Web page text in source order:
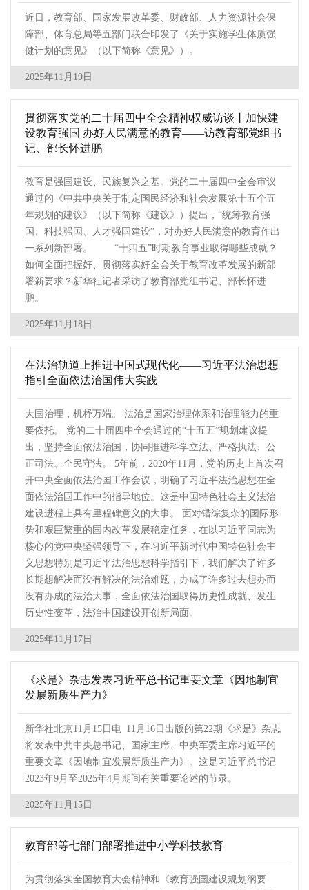
近日，教育部、国家发展改革委、财政部、人力资源社会保
障部、体育总局等五部门联合印发了《关于实施学生体质强
健计划的意见》（以下简称《意见》）。
2025年11月19日
贯彻落实党的二十届四中全会精神权威访谈丨加快建
设教育强国 办好人民满意的教育——访教育部党组书
记、部长怀进鹏
教育是强国建设、民族复兴之基。党的二十届四中全会审议
通过的《中共中央关于制定国民经济和社会发展第十五个五
年规划的建议》（以下简称《建议》）提出，“统筹教育强
国、科技强国、人才强国建设”，对办好人民满意的教育作出
一系列新部署。 “十四五”时期教育事业取得哪些成就？
如何全面把握好、贯彻落实好全会关于教育改革发展的新部
署新要求？新华社记者采访了教育部党组书记、部长怀进
鹏。
2025年11月18日
在法治轨道上推进中国式现代化——习近平法治思想
指引全面依法治国伟大实践
大国治理，机杼万端。 法治是国家治理体系和治理能力的重
要依托。 党的二十届四中全会通过的“十五五”规划建议提
出，坚持全面依法治国，协同推进科学立法、严格执法、公
正司法、全民守法。 5年前，2020年11月，党的历史上首次召
开中央全面依法治国工作会议，明确了习近平法治思想在全
面依法治国工作中的指导地位。这是中国特色社会主义法治
建设进程上具有里程碑意义的大事。 面对错综复杂的国际形
势和艰巨繁重的国内改革发展稳定任务，在以习近平同志为
核心的党中央坚强领导下，在习近平新时代中国特色社会主
义思想特别是习近平法治思想科学指引下，我们解决了许多
长期想解决而没有解决的法治难题，办成了许多过去想办而
没有办成的法治大事，全面依法治国取得历史性成就、发生
历史性变革，法治中国建设开创新局面。
2025年11月17日
《求是》杂志发表习近平总书记重要文章《因地制宜
发展新质生产力》
新华社北京11月15日电 11月16日出版的第22期《求是》杂志
将发表中共中央总书记、国家主席、中央军委主席习近平的
重要文章《因地制宜发展新质生产力》。这是习近平总书记
2023年9月至2025年4月期间有关重要论述的节录。
2025年11月15日
教育部等七部门部署推进中小学科技教育
为贯彻落实全国教育大会精神和《教育强国建设规划纲要